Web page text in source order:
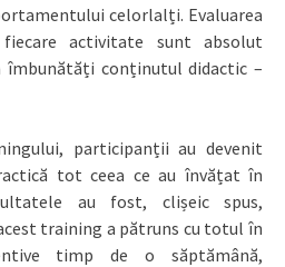
celorlalți. Evaluarea
activitate sunt absolut
îmbunătăți conținutul didactic –
participanții au devenit
tot ceea ce au învățat în
au fost, clișeic spus,
training a pătruns cu totul în
timp de o săptămână,